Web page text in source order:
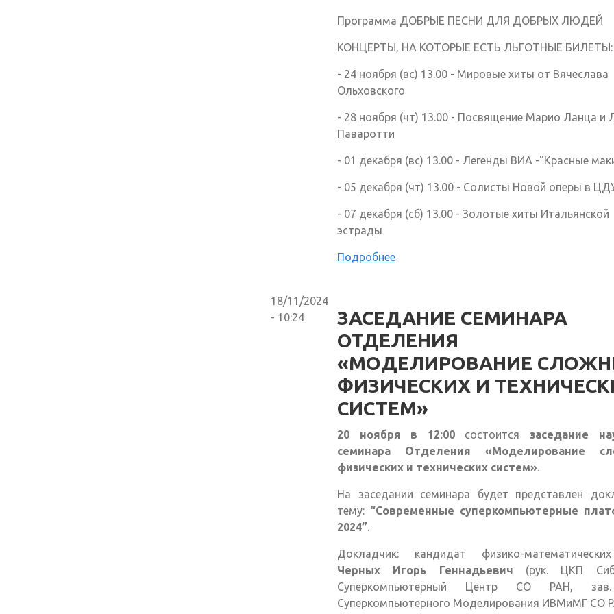
Программа ДОБРЫЕ ПЕСНИ ДЛЯ ДОБРЫХ ЛЮДЕЙ
КОНЦЕРТЫ, НА КОТОРЫЕ ЕСТЬ ЛЬГОТНЫЕ БИЛЕТЫ:
- 24 ноября (вс) 13.00 - Мировые хиты от Вячеслава
Ольховского
- 28 ноября (чт) 13.00 - Посвящение Марио Ланца и
Паваротти
- 01 декабря (вс) 13.00 - Легенды ВИА -"Красные
- 05 декабря (чт) 13.00 - Солисты Новой оперы в
- 07 декабря (сб) 13.00 - Золотые хиты Итальянской
эстрады
Подробнее
18/11/2024
- 10:24
ЗАСЕДАНИЕ СЕМИНАРА
ОТДЕЛЕНИЯ
«МОДЕЛИРОВАНИЕ
ФИЗИЧЕСКИХ И
СИСТЕМ»
20 ноября в 12:00состоится заседание
семинара Отделения «Моделирование
физических и технических систем».
На заседании семинара будет представлен
тему: “Современные суперкомпьютерные
2024”.
Докладчик: кандидат физико-
Черных Игорь Геннадьевич (рук. ЦКП
Суперкомпьютерный Центр СО РАН,
Суперкомпьютерного Моделирования ИВМиМГ СО